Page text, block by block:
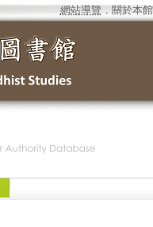
網站導覽 ． 關於本館